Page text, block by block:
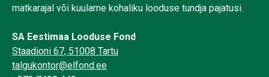
matkarajal või kuulame kohaliku looduse tundja pajatusi.
SA Eestimaa Looduse Fond
Staadioni 67, 51008 Tartu
talgukontor@elfond.ee